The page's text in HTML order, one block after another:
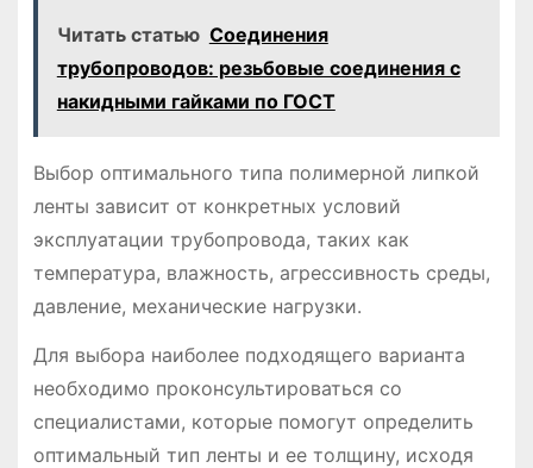
Читать статью Соединения
трубопроводов: резьбовые соединения с
накидными гайками по ГОСТ
Выбор оптимального типа полимерной липкой
ленты зависит от конкретных условий
эксплуатации трубопровода, таких как
температура, влажность, агрессивность среды,
давление, механические нагрузки.
Для выбора наиболее подходящего варианта
необходимо проконсультироваться со
специалистами, которые помогут определить
оптимальный тип ленты и ее толщину, исходя